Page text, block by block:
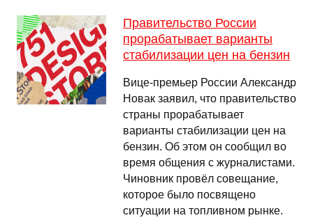
Правительство России
прорабатывает варианты
стабилизации цен на бензин
Вице-премьер России Александр
Новак заявил, что правительство
страны прорабатывает
варианты стабилизации цен на
бензин. Об этом он сообщил во
время общения с журналистами.
Чиновник провёл совещание,
которое было посвящено
ситуации на топливном рынке.